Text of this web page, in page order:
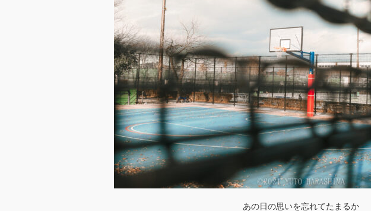
あの日の思いを忘れてたまるか